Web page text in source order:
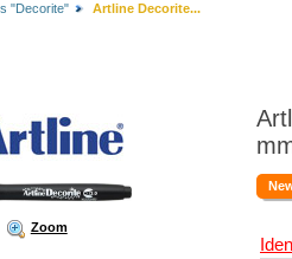
"Decorite" Artline Decorite...
Zoom